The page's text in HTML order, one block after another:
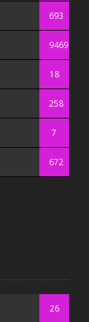
693
9469
18
258
7
672
26